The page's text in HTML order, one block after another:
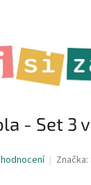
- Set 3
Značka: